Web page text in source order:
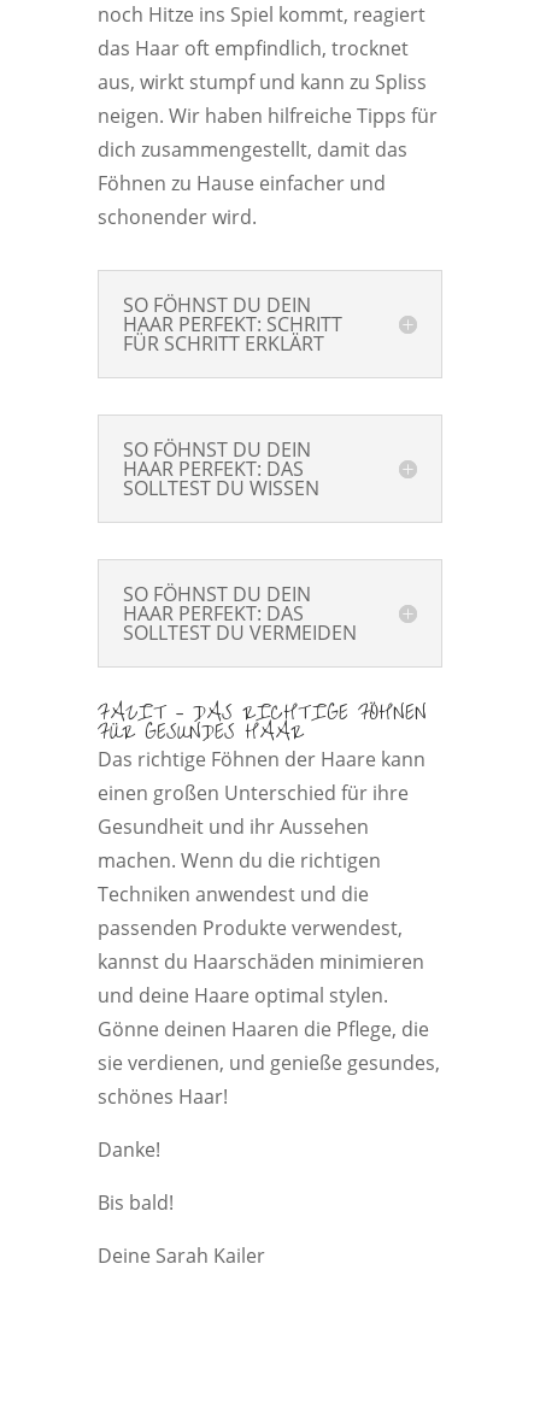
noch Hitze ins Spiel kommt, reagiert
das Haar oft empfindlich, trocknet
aus, wirkt stumpf und kann zu Spliss
neigen. Wir haben hilfreiche Tipps für
dich zusammengestellt, damit das
Föhnen zu Hause einfacher und
schonender wird.
SO FÖHNST DU DEIN
HAAR PERFEKT: SCHRITT
FÜR SCHRITT ERKLÄRT
SO FÖHNST DU DEIN
HAAR PERFEKT: DAS
SOLLTEST DU WISSEN
SO FÖHNST DU DEIN
HAAR PERFEKT: DAS
SOLLTEST DU VERMEIDEN
FAZIT – DAS RICHTIGE FÖHNEN
FÜR GESUNDES HAAR
Das richtige Föhnen der Haare kann
einen großen Unterschied für ihre
Gesundheit und ihr Aussehen
machen. Wenn du die richtigen
Techniken anwendest und die
passenden Produkte verwendest,
kannst du Haarschäden minimieren
und deine Haare optimal stylen.
Gönne deinen Haaren die Pflege, die
sie verdienen, und genieße gesundes,
schönes Haar!
Danke!
Bis bald!
Deine Sarah Kailer